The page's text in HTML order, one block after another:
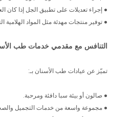
● إجراء تعديلات على تطبيق الجل إذا كان
● توفير منتجات مهدئة مثل المواد الهلامية
التنافس مع مقدمي خدمات طب
تميّز عن عيادات طب الأسنان بـ:
● صالون أو بيئة سبا دافئة ومرحبة.
● مجموعة واسعة من خدمات التجميل